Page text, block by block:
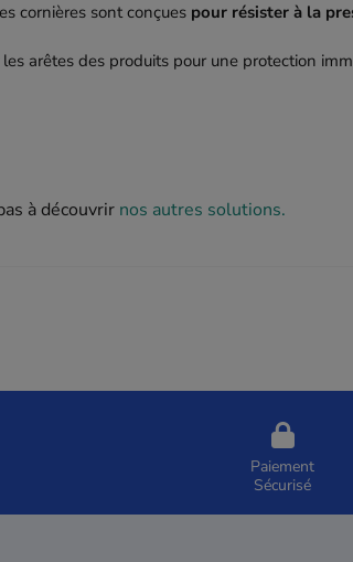
cornières sont conçues pour résister à la
arêtes des produits pour une protection
à découvrir nos autres solutions.
Paiement
Sécurisé